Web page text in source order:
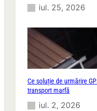
iul. 25, 2026
Ce soluție de urmărire
transport marfă
iul. 2, 2026